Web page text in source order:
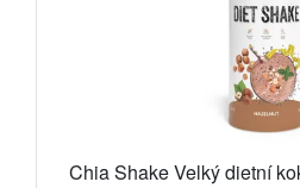
Chia Shake Velký dietní